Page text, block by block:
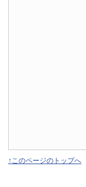
↑このページのトップへ